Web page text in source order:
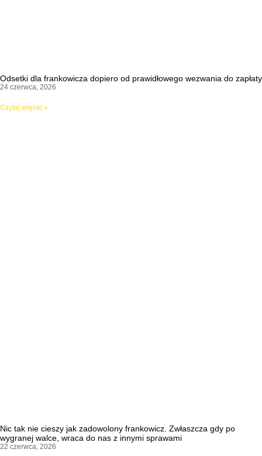
Odsetki dla frankowicza dopiero od prawidłowego wezwania do zapłaty
24 czerwca, 2026
Czytaj więcej »
Nic tak nie cieszy jak zadowolony frankowicz. Zwłaszcza gdy po
wygranej walce, wraca do nas z innymi sprawami
22 czerwca, 2026